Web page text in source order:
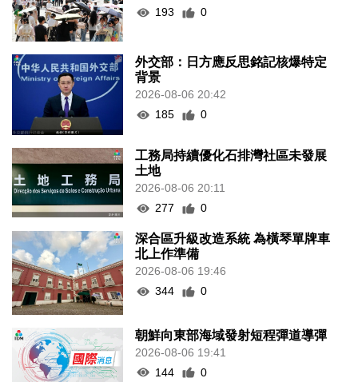
193
0
外交部：日方應反思銘記核爆特定
背景
2026-08-06 20:42
185
0
工務局持續優化石排灣社區未發展
土地
2026-08-06 20:11
277
0
深合區升級改造系統 為橫琴單牌車
北上作準備
2026-08-06 19:46
344
0
朝鮮向東部海域發射短程彈道導彈
2026-08-06 19:41
144
0